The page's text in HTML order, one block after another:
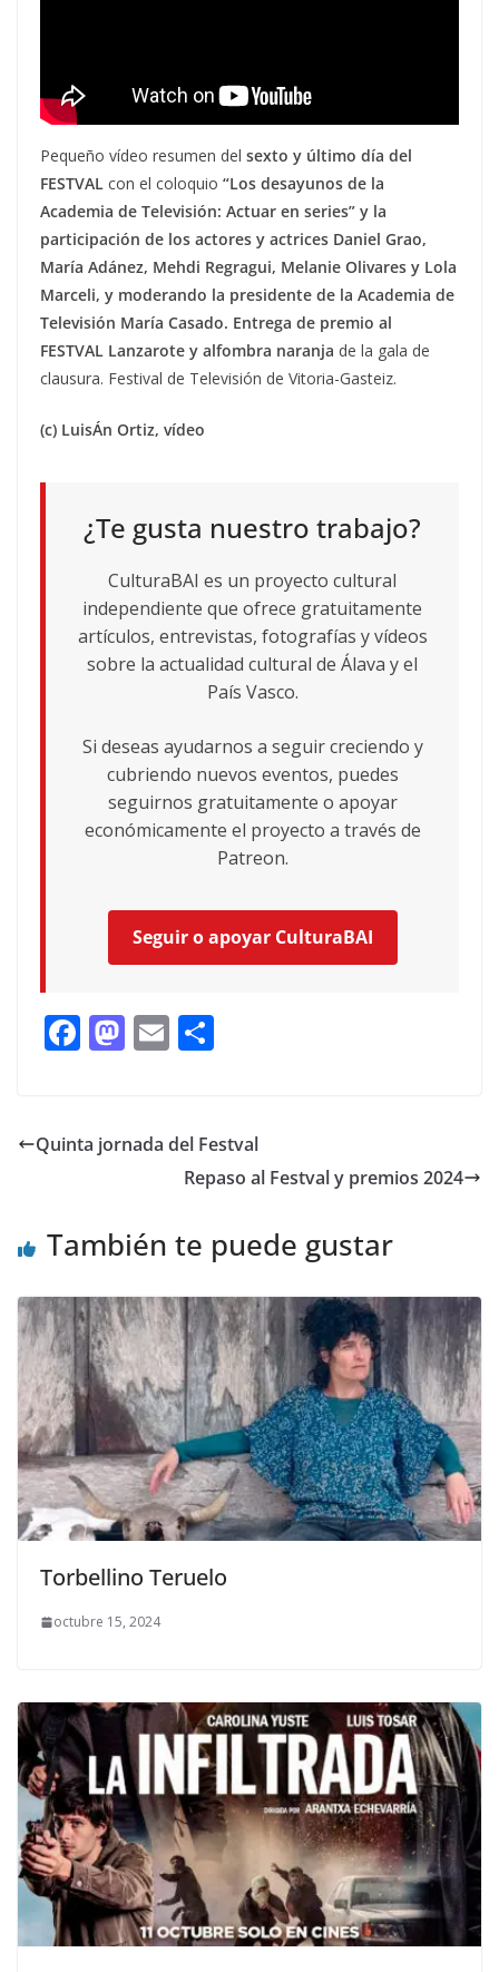
Pequeño vídeo resumen del sexto y último día del
FESTVAL con el coloquio “Los desayunos de la
Academia de Televisión: Actuar en series” y la
participación de los actores y actrices Daniel Grao,
María Adánez, Mehdi Regragui, Melanie Olivares y Lola
Marceli, y moderando la presidente de la Academia de
Televisión María Casado. Entrega de premio al
FESTVAL Lanzarote y alfombra naranja de la gala de
clausura. Festival de Televisión de Vitoria-Gasteiz.
(c) LuisÁn Ortiz, vídeo
¿Te gusta nuestro trabajo?
CulturaBAI es un proyecto cultural
independiente que ofrece gratuitamente
artículos, entrevistas, fotografías y vídeos
sobre la actualidad cultural de Álava y el
País Vasco.
Si deseas ayudarnos a seguir creciendo y
cubriendo nuevos eventos, puedes
seguirnos gratuitamente o apoyar
económicamente el proyecto a través de
Patreon.
Seguir o apoyar CulturaBAI
F
b
k
M
d
E
l p
ar
r
Quinta jornada del Festval
Repaso al Festval y premios 2024
También te puede gustar
Torbellino Teruelo
octubre 15, 2024